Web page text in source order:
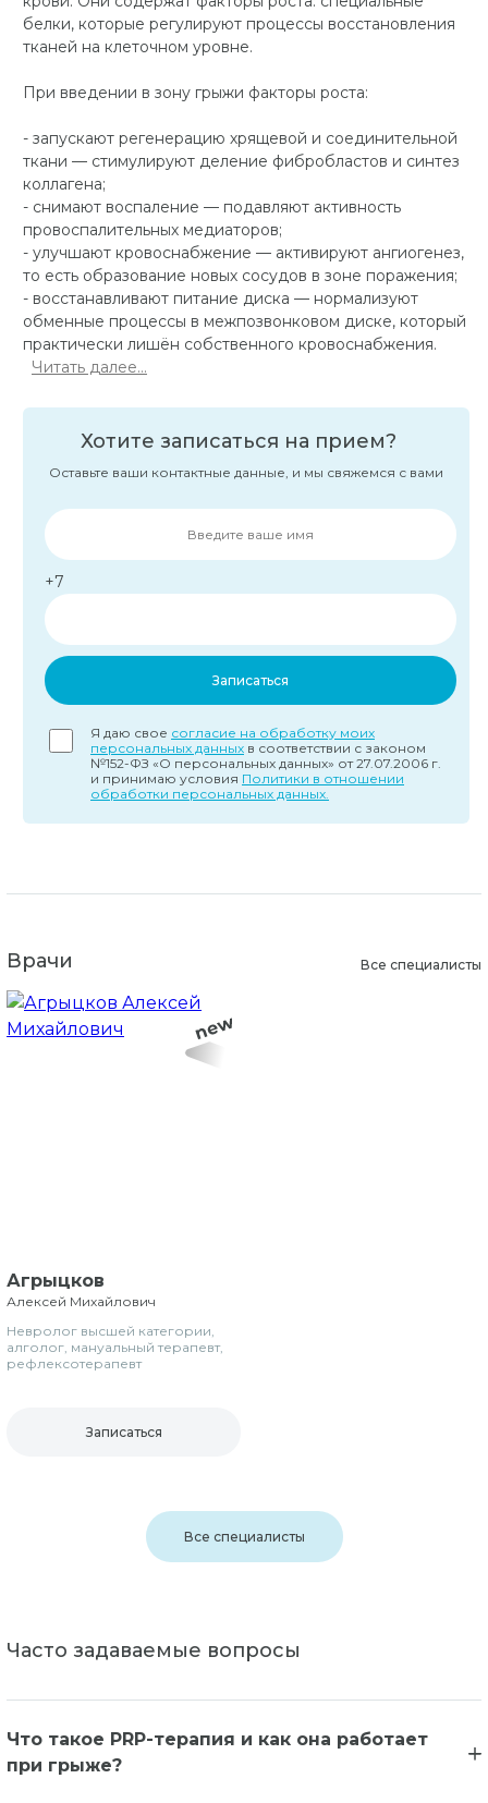
белки, которые регулируют процессы восстановления
тканей на клеточном уровне.
При введении в зону грыжи факторы роста:
- запускают регенерацию хрящевой и соединительной
ткани — стимулируют деление фибробластов и синтез
коллагена;
- снимают воспаление — подавляют активность
провоспалительных медиаторов;
- улучшают кровоснабжение — активируют ангиогенез,
то есть образование новых сосудов в зоне поражения;
- восстанавливают питание диска — нормализуют
обменные процессы в межпозвонковом диске, который
практически лишён собственного кровоснабжения.
Читать далее...
Хотите записаться на прием?
Оставьте ваши контактные данные, и мы свяжемся с вами
+7
Записаться
Я даю свое согласие на обработку моих
персональных данных в соответствии с законом
№152-ФЗ «О персональных данных» от 27.07.2006 г.
и принимаю условия Политики в отношении
обработки персональных данных.
Врачи Все специалисты
Записаться
Агрыцков
Алексей Михайлович
Невролог высшей категории,
алголог, мануальный терапевт,
рефлексотерапевт
Все специалисты
Часто задаваемые вопросы
Что такое PRP-терапия и как она работает
при грыже?